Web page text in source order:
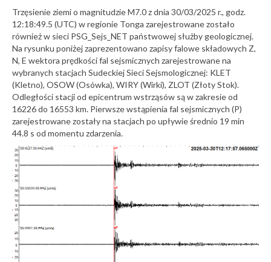
Trzęsienie ziemi o magnitudzie M7.0 z dnia 30/03/2025 r., godz.
12:18:49.5 (UTC) w regionie Tonga zarejestrowane zostało
również w sieci PSG_Sejs_NET państwowej służby geologicznej.
Na rysunku poniżej zaprezentowano zapisy falowe składowych Z,
N, E wektora prędkości fal sejsmicznych zarejestrowane na
wybranych stacjach Sudeckiej Sieci Sejsmologicznej: KLET
(Kletno), OSOW (Osówka), WIRY (Wirki), ZLOT (Złoty Stok).
Odległości stacji od epicentrum wstrząsów są w zakresie od
16226 do 16553 km. Pierwsze wstąpienia fal sejsmicznych (P)
zarejestrowane zostały na stacjach po upływie średnio 19 min
44.8 s od momentu zdarzenia.